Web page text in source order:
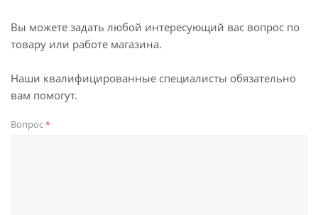
Вы можете задать любой интересующий вас вопрос по
товару или работе магазина.
Наши квалифицированные специалисты обязательно
вам помогут.
Вопрос*